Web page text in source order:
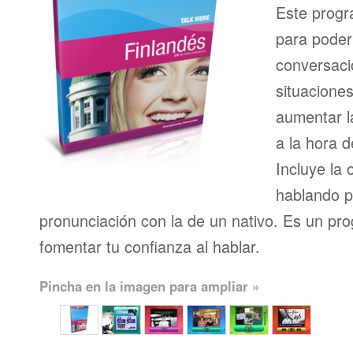
Este
para
aumentar
a la hora
Incluye la
hablando
pronunciación con la de un nativo. Es un
fomentar tu confianza al hablar.
Pincha en la imagen para ampliar »